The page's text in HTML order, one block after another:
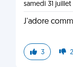
samedi 31 juillet
J'adore
3 2